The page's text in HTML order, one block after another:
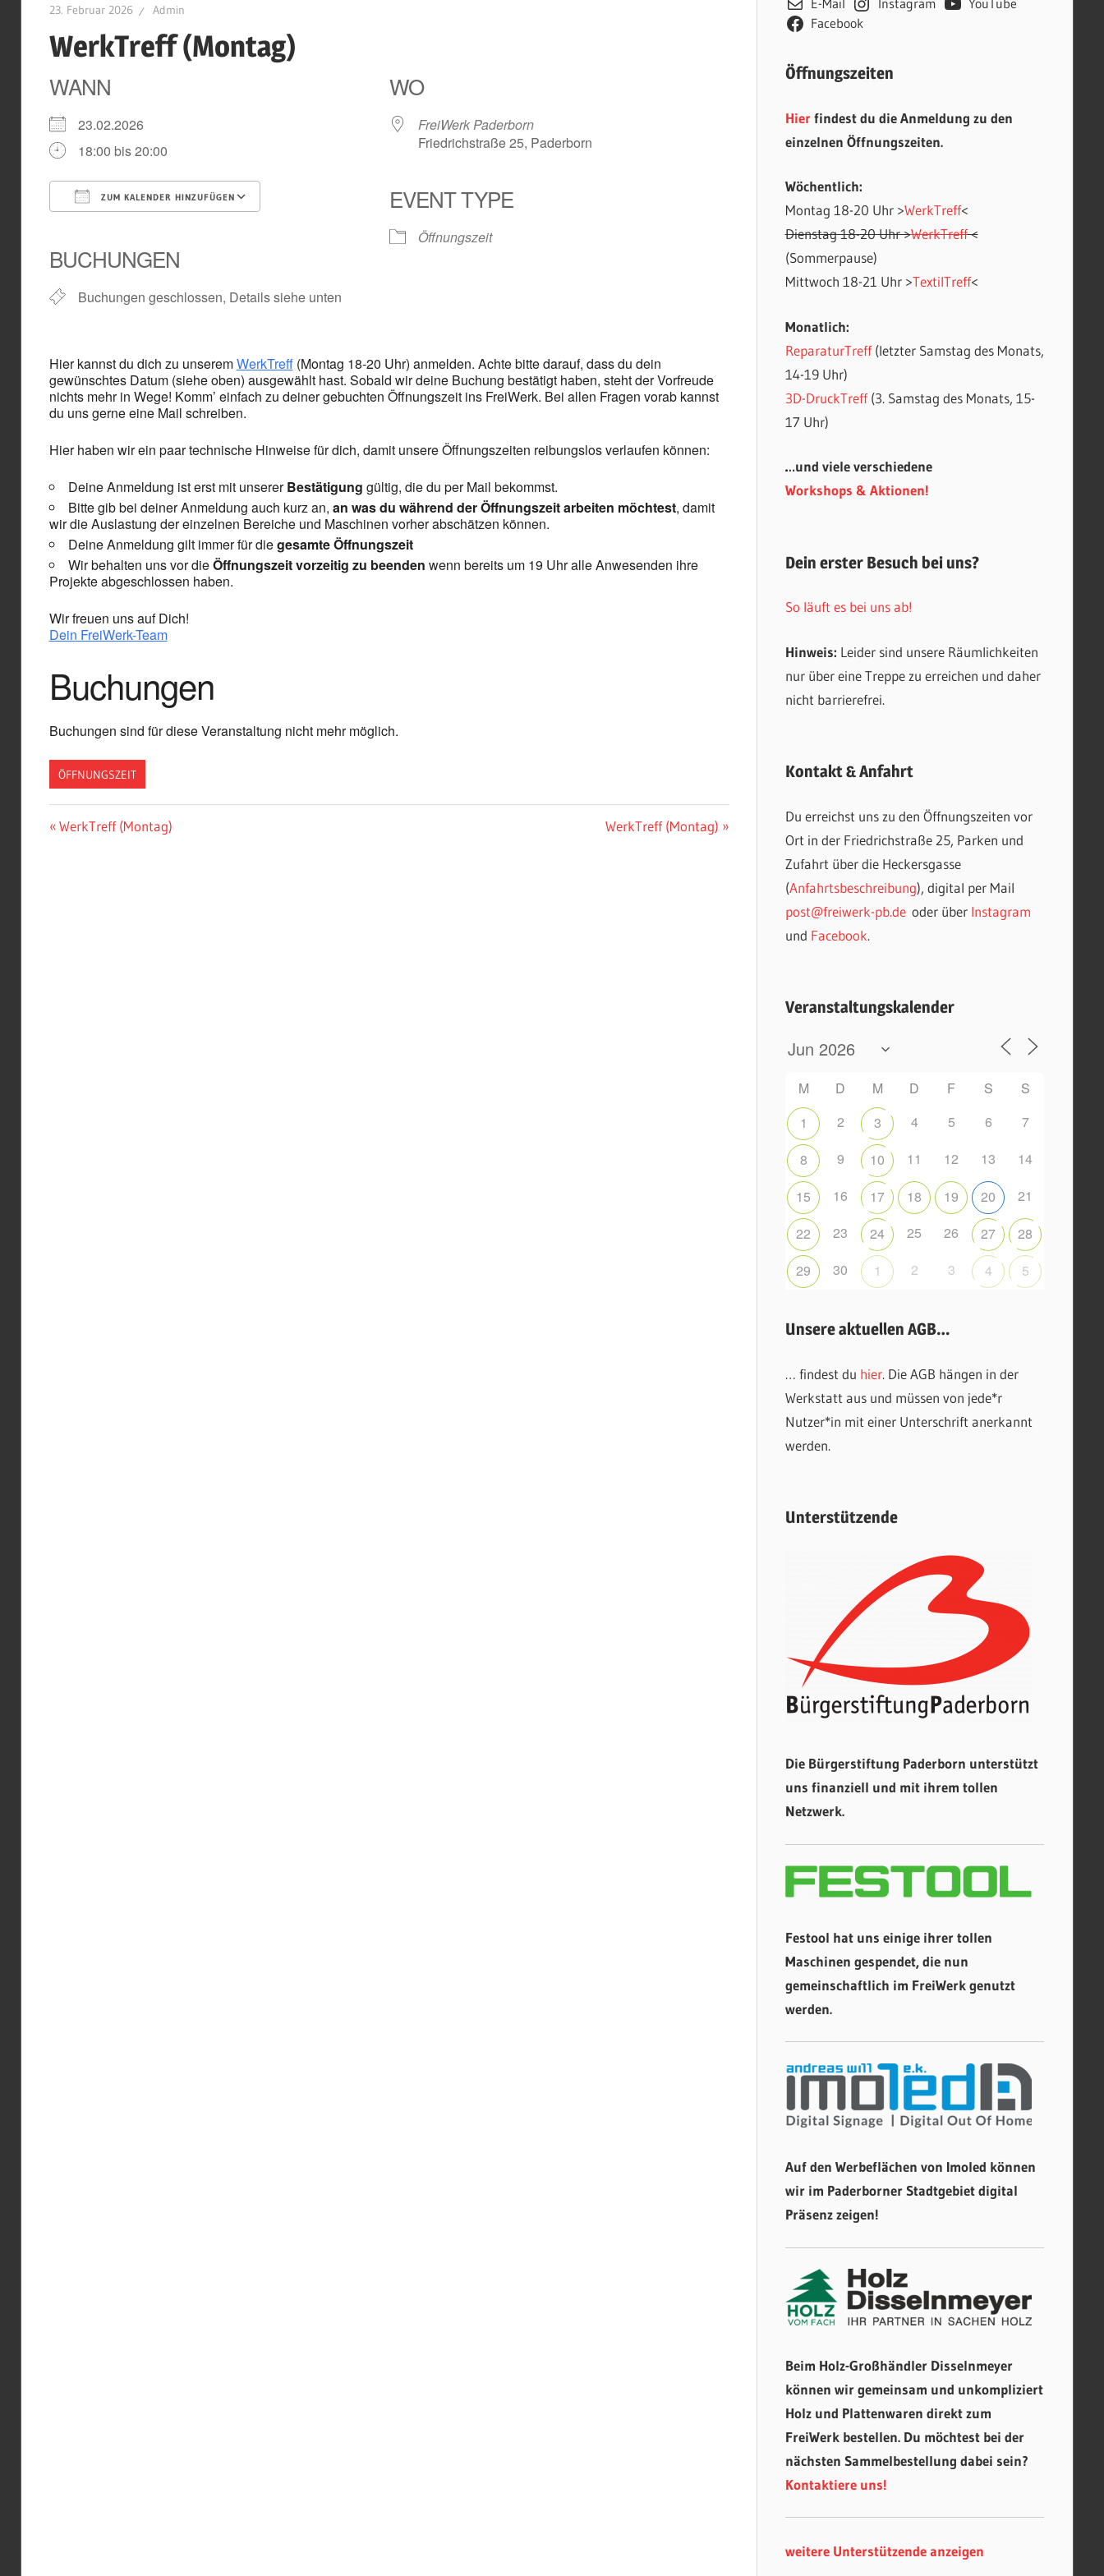
23. Februar 2026 Admin
WerkTreff (Montag)
WANN
23.02.2026
18:00 bis 20:00
ZUM KALENDER HINZUFÜGEN
Google Kalender Office 365 Outlook Live
BUCHUNGEN
Buchungen geschlossen, Details siehe unten
WO
FreiWerk Paderborn
Friedrichstraße 25, Paderborn
EVENT TYPE
Öffnungszeit
Hier kannst du dich zu unseremWerkTreff(Montag 18-20 Uhr) anmelden. Achte bitte darauf, dass du dein
gewünschtes Datum (siehe oben) ausgewählt hast. Sobald wir deine Buchung bestätigt haben, steht der Vorfreude
nichts mehr in Wege! Komm’ einfach zu deiner gebuchten Öffnungszeit ins FreiWerk. Bei allen Fragen vorab kannst
du uns gerne eine Mail schreiben.
Hier haben wir ein paar technische Hinweise für dich, damit unsere Öffnungszeiten reibungslos verlaufen können:
Deine Anmeldung ist erst mit unsererBestätigung gültig, die du per Mail bekommst.
Bitte gib bei deiner Anmeldung auch kurz an, an was du während der Öffnungszeit arbeiten möchtest, damit
wir die Auslastung der einzelnen Bereiche und Maschinen vorher abschätzen können.
Deine Anmeldung gilt immer für diegesamte Öffnungszeit
Wir behalten uns vor dieÖffnungszeit vorzeitig zu beenden wenn bereits um 19 Uhr alle Anwesenden ihre
Projekte abgeschlossen haben.
Wir freuen uns auf Dich!
Dein FreiWerk-Team
Buchungen
Buchungen sind für diese Veranstaltung nicht mehr möglich.
ÖFFNUNGSZEIT
Beitragsnavigation
Vorheriger
WerkTreff (Montag)
Nächster
WerkTreff (Montag)
E-Mail Instagram
YouTube
Facebook
Öffnungszeiten
Hierfindest du die Anmeldung zu den
einzelnen Öffnungszeiten.
Wöchentlich:
Montag 18-20 Uhr >WerkTreff<
Dienstag 18-20 Uhr >WerkTreff<
(Sommerpause)
Mittwoch 18-21 Uhr >TextilTreff<
Monatlich:
ReparaturTreff(letzter Samstag des Monats,
14-19 Uhr)
3D-DruckTreff(3. Samstag des Monats, 15-
17 Uhr)
…und viele verschiedene
Workshops & Aktionen!
Dein erster Besuch bei uns?
So läuft es bei uns ab!
Hinweis: Leider sind unsere Räumlichkeiten
nur über eine Treppe zu erreichen und daher
nicht barrierefrei.
Kontakt & Anfahrt
Du erreichst uns zu den Öffnungszeiten vor
Ort in der Friedrichstraße 25, Parken und
Zufahrt über die Heckersgasse
(Anfahrtsbeschreibung), digital per Mail
post@freiwerk-pb.deoder über Instagram
und Facebook.
Veranstaltungskalender
M D M D F S
S
1
2 3 4 5 6
7
8
9 10 11 12 13
14
15
16 17 18 19 20
21
22
23 24 25 26 27
28
29
30 1 2 3 4 5
Unsere aktuellen AGB…
… findest du hier. Die AGB hängen in der
Werkstatt aus und müssen von jede*r
Nutzer*in mit einer Unterschrift anerkannt
werden.
Unterstützende
Die Bürgerstiftung Paderborn unterstützt
uns finanziell und mit ihrem tollen
Netzwerk.
Festool hat uns einige ihrer tollen
Maschinen gespendet, die nun
gemeinschaftlich im FreiWerk genutzt
werden.
Auf den Werbeflächen von Imoled können
wir im Paderborner Stadtgebiet digital
Präsenz zeigen!
Beim Holz-Großhändler Disselnmeyer
können wir gemeinsam und unkompliziert
Holz und Plattenwaren direkt zum
FreiWerk bestellen. Du möchtest bei der
nächsten Sammelbestellung dabei sein?
Kontaktiere uns!
weitere Unterstützende anzeigen